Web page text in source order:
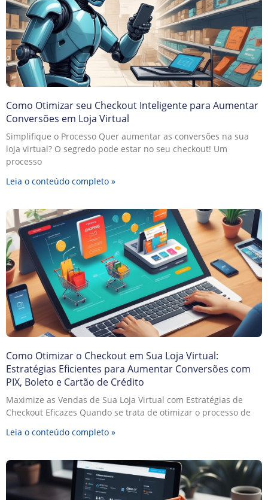
Como Otimizar seu Checkout Inteligente para Aumentar
Conversões em Loja Virtual
Simplifique o Processo Quer aumentar as conversões na sua
loja virtual? O segredo pode estar no seu checkout! Um
processo
Leia o conteúdo completo »
Como Otimizar o Checkout em Sua Loja Virtual:
Estratégias Eficientes para Aumentar Conversões com
PIX, Boleto e Cartão de Crédito
Maximize as Vendas de Sua Loja Virtual com Estratégias de
Checkout Eficazes Quando se trata de otimizar o processo de
Leia o conteúdo completo »